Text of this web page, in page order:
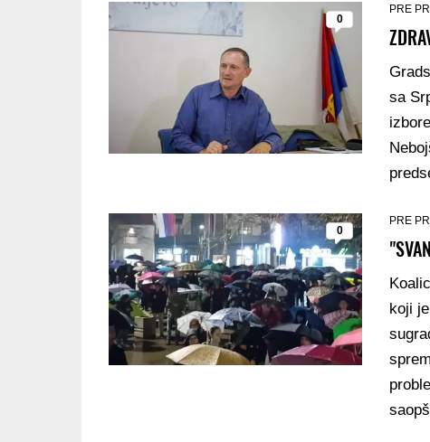
0
PRE
sa
0
PRE
koji